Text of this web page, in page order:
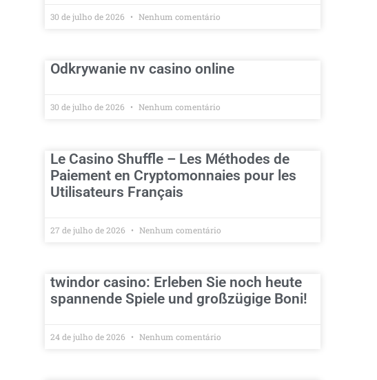
30 de julho de 2026 Nenhum comentário
Odkrywanie nv casino online
30 de julho de 2026 Nenhum comentário
Le Casino Shuffle – Les Méthodes de
Paiement en Cryptomonnaies pour les
Utilisateurs Français
27 de julho de 2026 Nenhum comentário
twindor casino: Erleben Sie noch heute
spannende Spiele und großzügige Boni!
24 de julho de 2026 Nenhum comentário